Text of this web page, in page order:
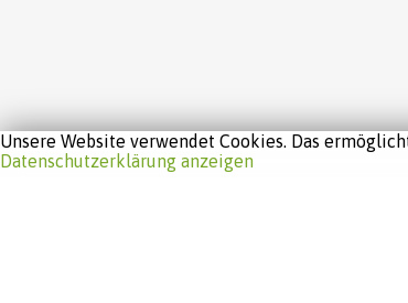
Unsere Website verwendet Cookies. Das
Datenschutzerklärung anzeigen